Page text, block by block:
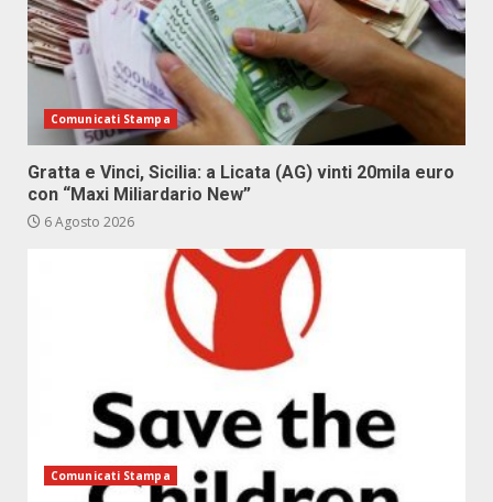
Comunicati Stampa
Gratta e Vinci, Sicilia: a Licata (AG) vinti 20mila euro
con “Maxi Miliardario New”
6 Agosto 2026
Comunicati Stampa